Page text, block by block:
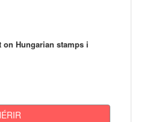
on Hungarian stamps i